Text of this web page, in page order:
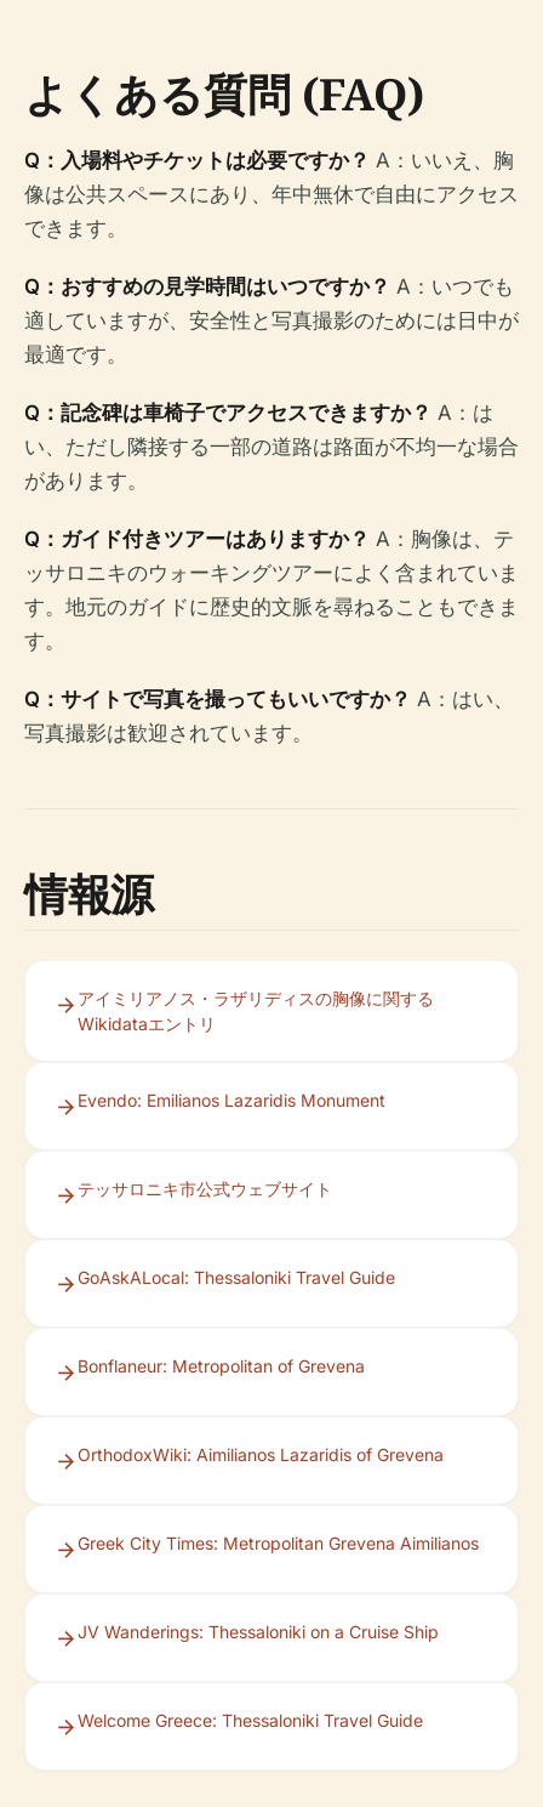
よくある質問 (FAQ)
Q：入場料やチケットは必要ですか？ A：いいえ、胸
像は公共スペースにあり、年中無休で自由にアクセス
できます。
Q：おすすめの見学時間はいつですか？ A：いつでも
適していますが、安全性と写真撮影のためには日中が
最適です。
Q：記念碑は車椅子でアクセスできますか？ A：は
い、ただし隣接する一部の道路は路面が不均一な場合
があります。
Q：ガイド付きツアーはありますか？ A：胸像は、テ
ッサロニキのウォーキングツアーによく含まれていま
す。地元のガイドに歴史的文脈を尋ねることもできま
す。
Q：サイトで写真を撮ってもいいですか？ A：はい、
写真撮影は歓迎されています。
情報源
アイミリアノス・ラザリディスの胸像に関する
Wikidataエントリ
Evendo: Emilianos Lazaridis Monument
テッサロニキ市公式ウェブサイト
GoAskALocal: Thessaloniki Travel Guide
Bonflaneur: Metropolitan of Grevena
OrthodoxWiki: Aimilianos Lazaridis of Grevena
Greek City Times: Metropolitan Grevena Aimilianos
JV Wanderings: Thessaloniki on a Cruise Ship
Welcome Greece: Thessaloniki Travel Guide